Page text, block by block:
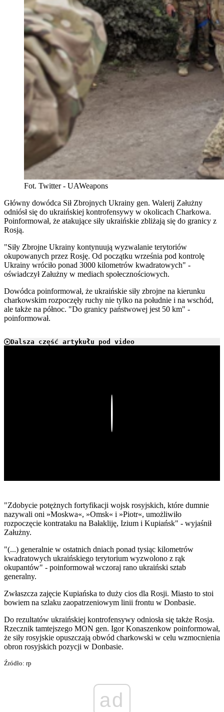
Fot. Twitter - UAWeapons
Główny dowódca Sił Zbrojnych Ukrainy gen. Walerij Załużny
odniósł się do ukraińskiej kontrofensywy w okolicach Charkowa.
Poinformował, że atakujące siły ukraińskie zbliżają się do granicy z
Rosją.
"Siły Zbrojne Ukrainy kontynuują wyzwalanie terytoriów
okupowanych przez Rosję. Od początku września pod kontrolę
Ukrainy wróciło ponad 3000 kilometrów kwadratowych" -
oświadczył Załużny w mediach społecznościowych.
Dowódca poinformował, że ukraińskie siły zbrojne na kierunku
charkowskim rozpoczęły ruchy nie tylko na południe i na wschód,
ale także na północ. "Do granicy państwowej jest 50 km" -
poinformował.
Dalsza część artykułu pod video
"Zdobycie potężnych fortyfikacji wojsk rosyjskich, które dumnie
nazywali oni »Moskwa«, »Omsk« i »Piotr«, umożliwiło
rozpoczęcie kontrataku na Bałakliję, Izium i Kupiańsk" - wyjaśnił
Załużny.
"(...) generalnie w ostatnich dniach ponad tysiąc kilometrów
kwadratowych ukraińskiego terytorium wyzwolono z rąk
okupantów" - poinformował wczoraj rano ukraiński sztab
generalny.
Zwłaszcza zajęcie Kupiańska to duży cios dla Rosji. Miasto to stoi
bowiem na szlaku zaopatrzeniowym linii frontu w Donbasie.
Do rezultatów ukraińskiej kontrofensywy odniosła się także Rosja.
Rzecznik tamtejszego MON gen. Igor Konaszenkow poinformował,
że siły rosyjskie opuszczają obwód charkowski w celu wzmocnienia
obron rosyjskich pozycji w Donbasie.
Źródło: rp
ad